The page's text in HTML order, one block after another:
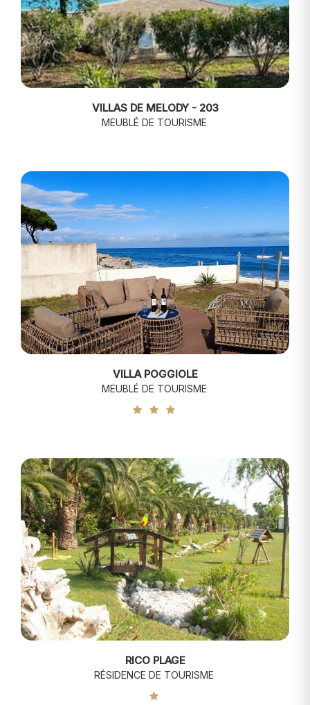
VILLAS DE MELODY - 203
MEUBLÉ DE TOURISME
VILLA POGGIOLE
MEUBLÉ DE TOURISME
RICO PLAGE
RÉSIDENCE DE TOURISME